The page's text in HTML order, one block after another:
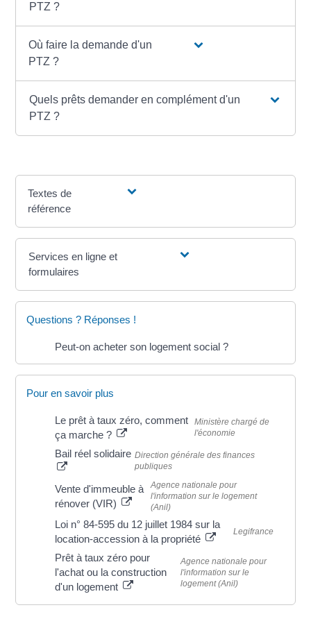
PTZ ?
Où faire la demande d'un
PTZ ?
Quels prêts demander en complément d'un
PTZ ?
Textes de
référence
Services en ligne et
formulaires
Questions ? Réponses !
Peut-on acheter son logement social ?
Pour en savoir plus
Le prêt à taux zéro, comment
ça marche ?
Ministère chargé de
l'économie
Bail réel solidaire Direction générale des finances
publiques
Vente d'immeuble à
rénover (VIR)
Agence nationale pour
l'information sur le logement
(Anil)
Loi n° 84-595 du 12 juillet 1984 sur la
location-accession à la propriété
Legifrance
Prêt à taux zéro pour
l'achat ou la construction
d'un logement
Agence nationale pour
l'information sur le
logement (Anil)